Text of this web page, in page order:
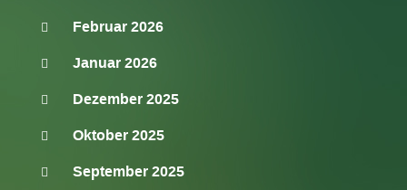
Februar 2026
Januar 2026
Dezember 2025
Oktober 2025
September 2025